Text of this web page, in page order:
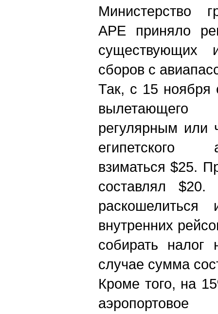
Министерство
АРЕ приняло
существующих
сборов с
Так, с 15 ноября
регулярным или
египетского
взиматься $25.
составлял
раскошелиться
внутренних
собирать
случае сумма
Кроме того, на